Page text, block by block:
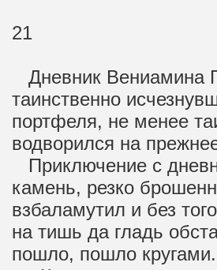
21
Дневник Вениамина
таинственно
портфеля, не менее
водворился на
Приключение с
камень, резко
взбаламутил и без
на тишь да гладь
пошло, пошло кругами.